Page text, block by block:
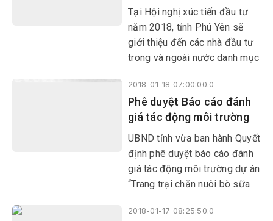
Tại Hội nghị xúc tiến đầu tư
năm 2018, tỉnh Phú Yên sẽ
giới thiệu đến các nhà đầu tư
trong và ngoài nước danh mục
năm 2018 trở đi. Báo Phú Yên
lần lượt giới thiệu các dự án
này đến bạn đọc.
2018-01-18 07:00:00.0
Phê duyệt Báo cáo đánh
giá tác động môi trường
UBND tỉnh vừa ban hành Quyết
định phê duyệt báo cáo đánh
giá tác động môi trường dự án
“Trang trại chăn nuôi bò sữa
cao tại tỉnh Phú Yên” của Công
2018-01-17 08:25:50.0